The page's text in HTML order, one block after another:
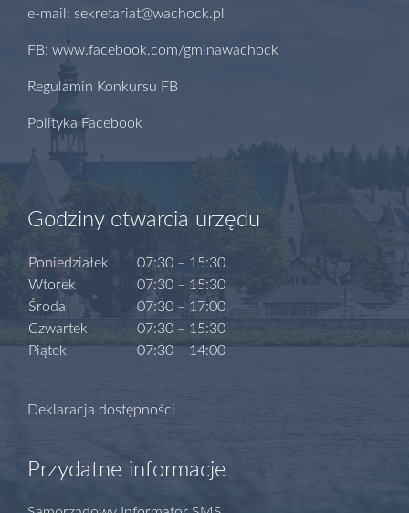
e-mail: sekretariat@wachock.pl
FB: www.facebook.com/gminawachock
Regulamin Konkursu FB
Polityka Facebook
Godziny otwarcia urzędu
Poniedziałek
Wtorek
Środa
Czwartek
Piątek
07:30 – 15:30
07:30 – 15:30
07:30 – 17:00
07:30 – 15:30
07:30 – 14:00
Deklaracja dostępności
Przydatne informacje